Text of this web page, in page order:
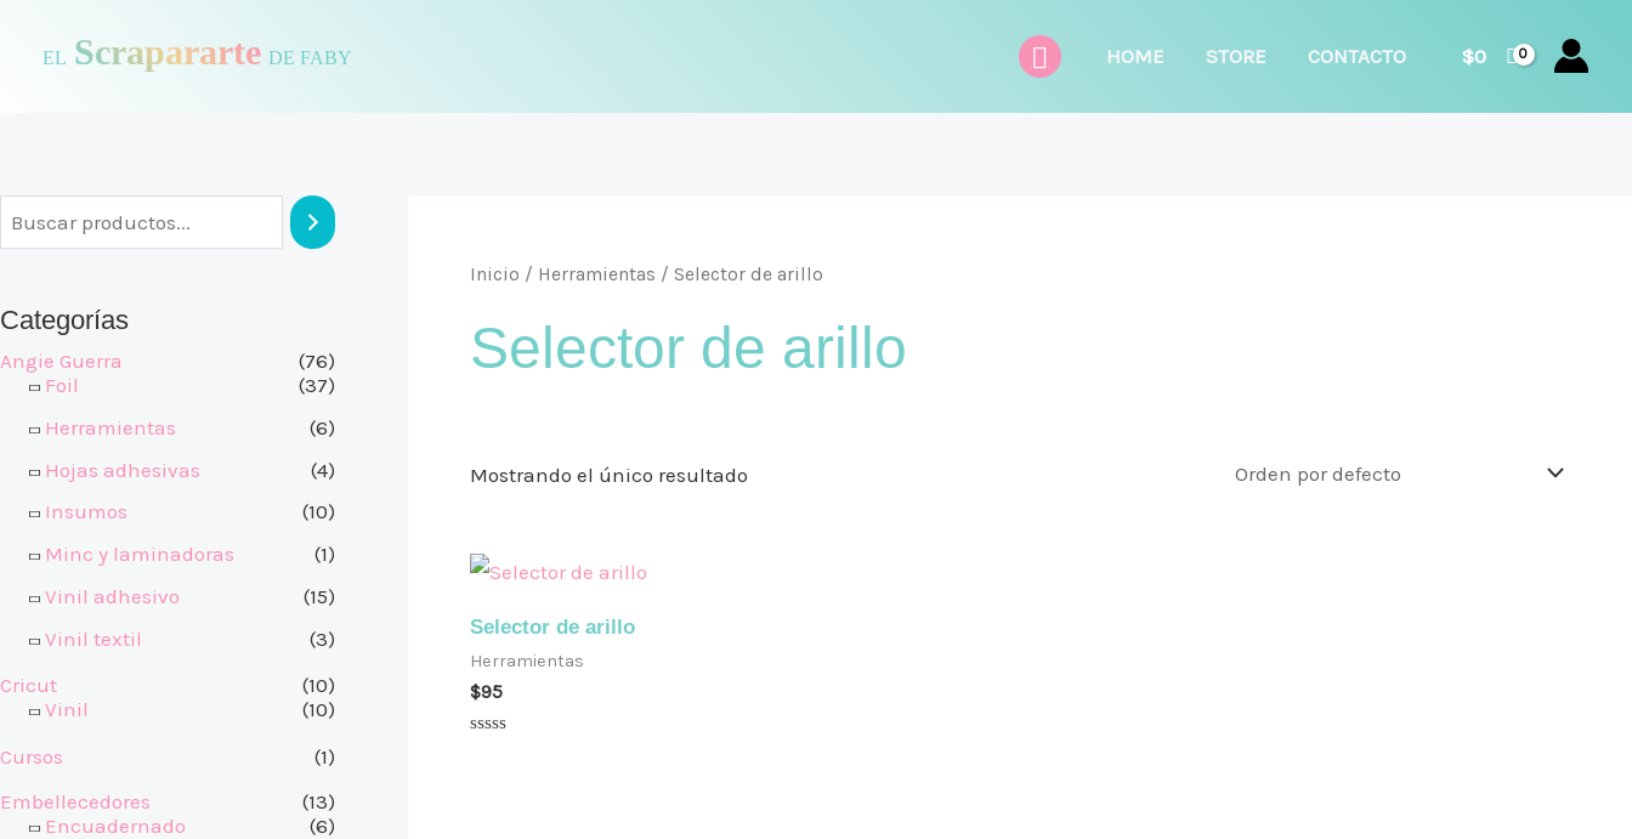
EL Scrapararte DE FABY BuscarHOME STORE CONTACTO $0
Categorías
Angie Guerra
(76)
Foil
(37)
Herramientas
(6)
Hojas adhesivas
(4)
Insumos
(10)
Minc y laminadoras
(1)
Vinil adhesivo
(15)
Vinil textil
(3)
Cricut
(10)
Vinil
(10)
Cursos
(1)
Embellecedores
(13)
Encuadernado
(6)
Inicio / Herramientas / Selector de arillo
Selector de arillo
Mostrando el único resultado
Selector de arillo
Herramientas
$95